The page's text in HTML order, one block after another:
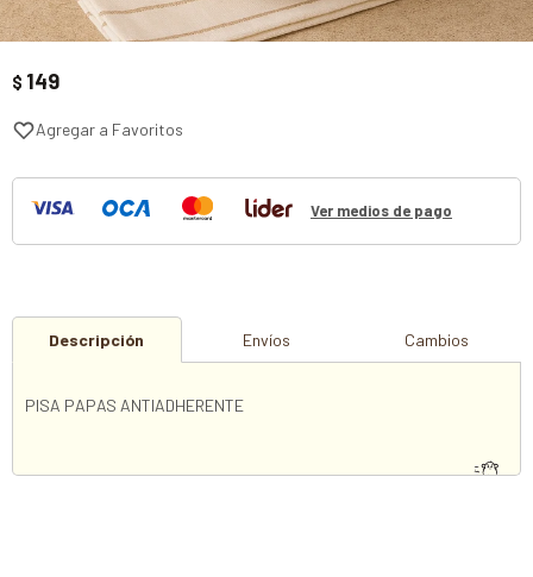
$ 149
Ver medios de pago
Descripción Envíos Cambios
PISA PAPAS ANTIADHERENTE